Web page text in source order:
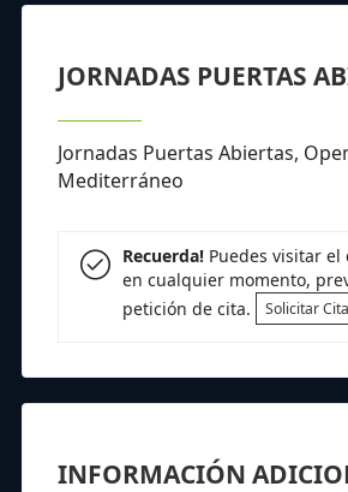
JORNADAS PUERTAS
Jornadas Puertas Abiertas,
Mediterráneo
Recuerda!Puedes visitar el
en cualquier momento,
petición de cita.
Solicitar Cita
INFORMACIÓN